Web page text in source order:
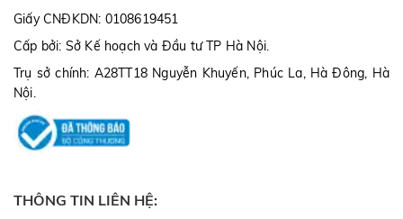
Giấy CNĐKDN: 0108619451
Cấp bởi: Sở Kế hoạch và Đầu tư TP Hà Nội.
Trụ sở chính: A28TT18 Nguyễn Khuyến, Phúc La, Hà Đông, Hà
Nội.
THÔNG TIN LIÊN HỆ: